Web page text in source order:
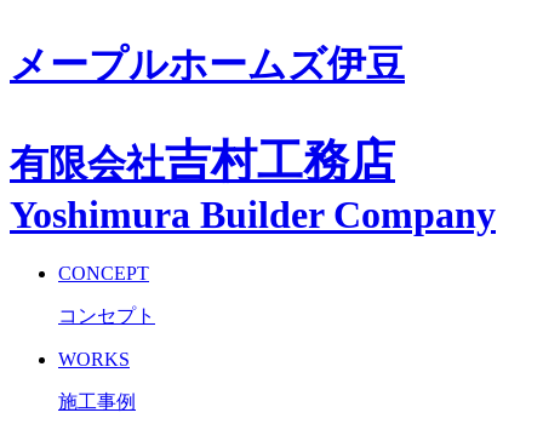
メープルホームズ伊豆
有限会社吉村工務店
Yoshimura Builder Company
CONCEPT
コンセプト
WORKS
施工事例